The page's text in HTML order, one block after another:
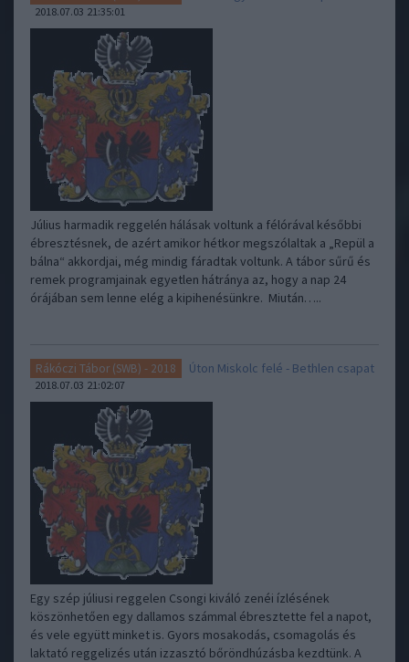
2018.07.03 21:35:01
Július harmadik reggelén hálásak voltunk a félórával későbbi
ébresztésnek, de azért amikor hétkor megszólaltak a „Repül a
bálna“ akkordjai, még mindig fáradtak voltunk. A tábor sűrű és
remek programjainak egyetlen hátránya az, hogy a nap 24
órájában sem lenne elég a kipihenésünkre. Miután…..
Rákóczi Tábor (SWB) - 2018 Úton Miskolc felé - Bethlen csapat
2018.07.03 21:02:07
Egy szép júliusi reggelen Csongi kiváló zenéi ízlésének
köszönhetően egy dallamos számmal ébresztette fel a napot,
és vele együtt minket is. Gyors mosakodás, csomagolás és
laktató reggelizés után izzasztó bőröndhúzásba kezdtünk. A